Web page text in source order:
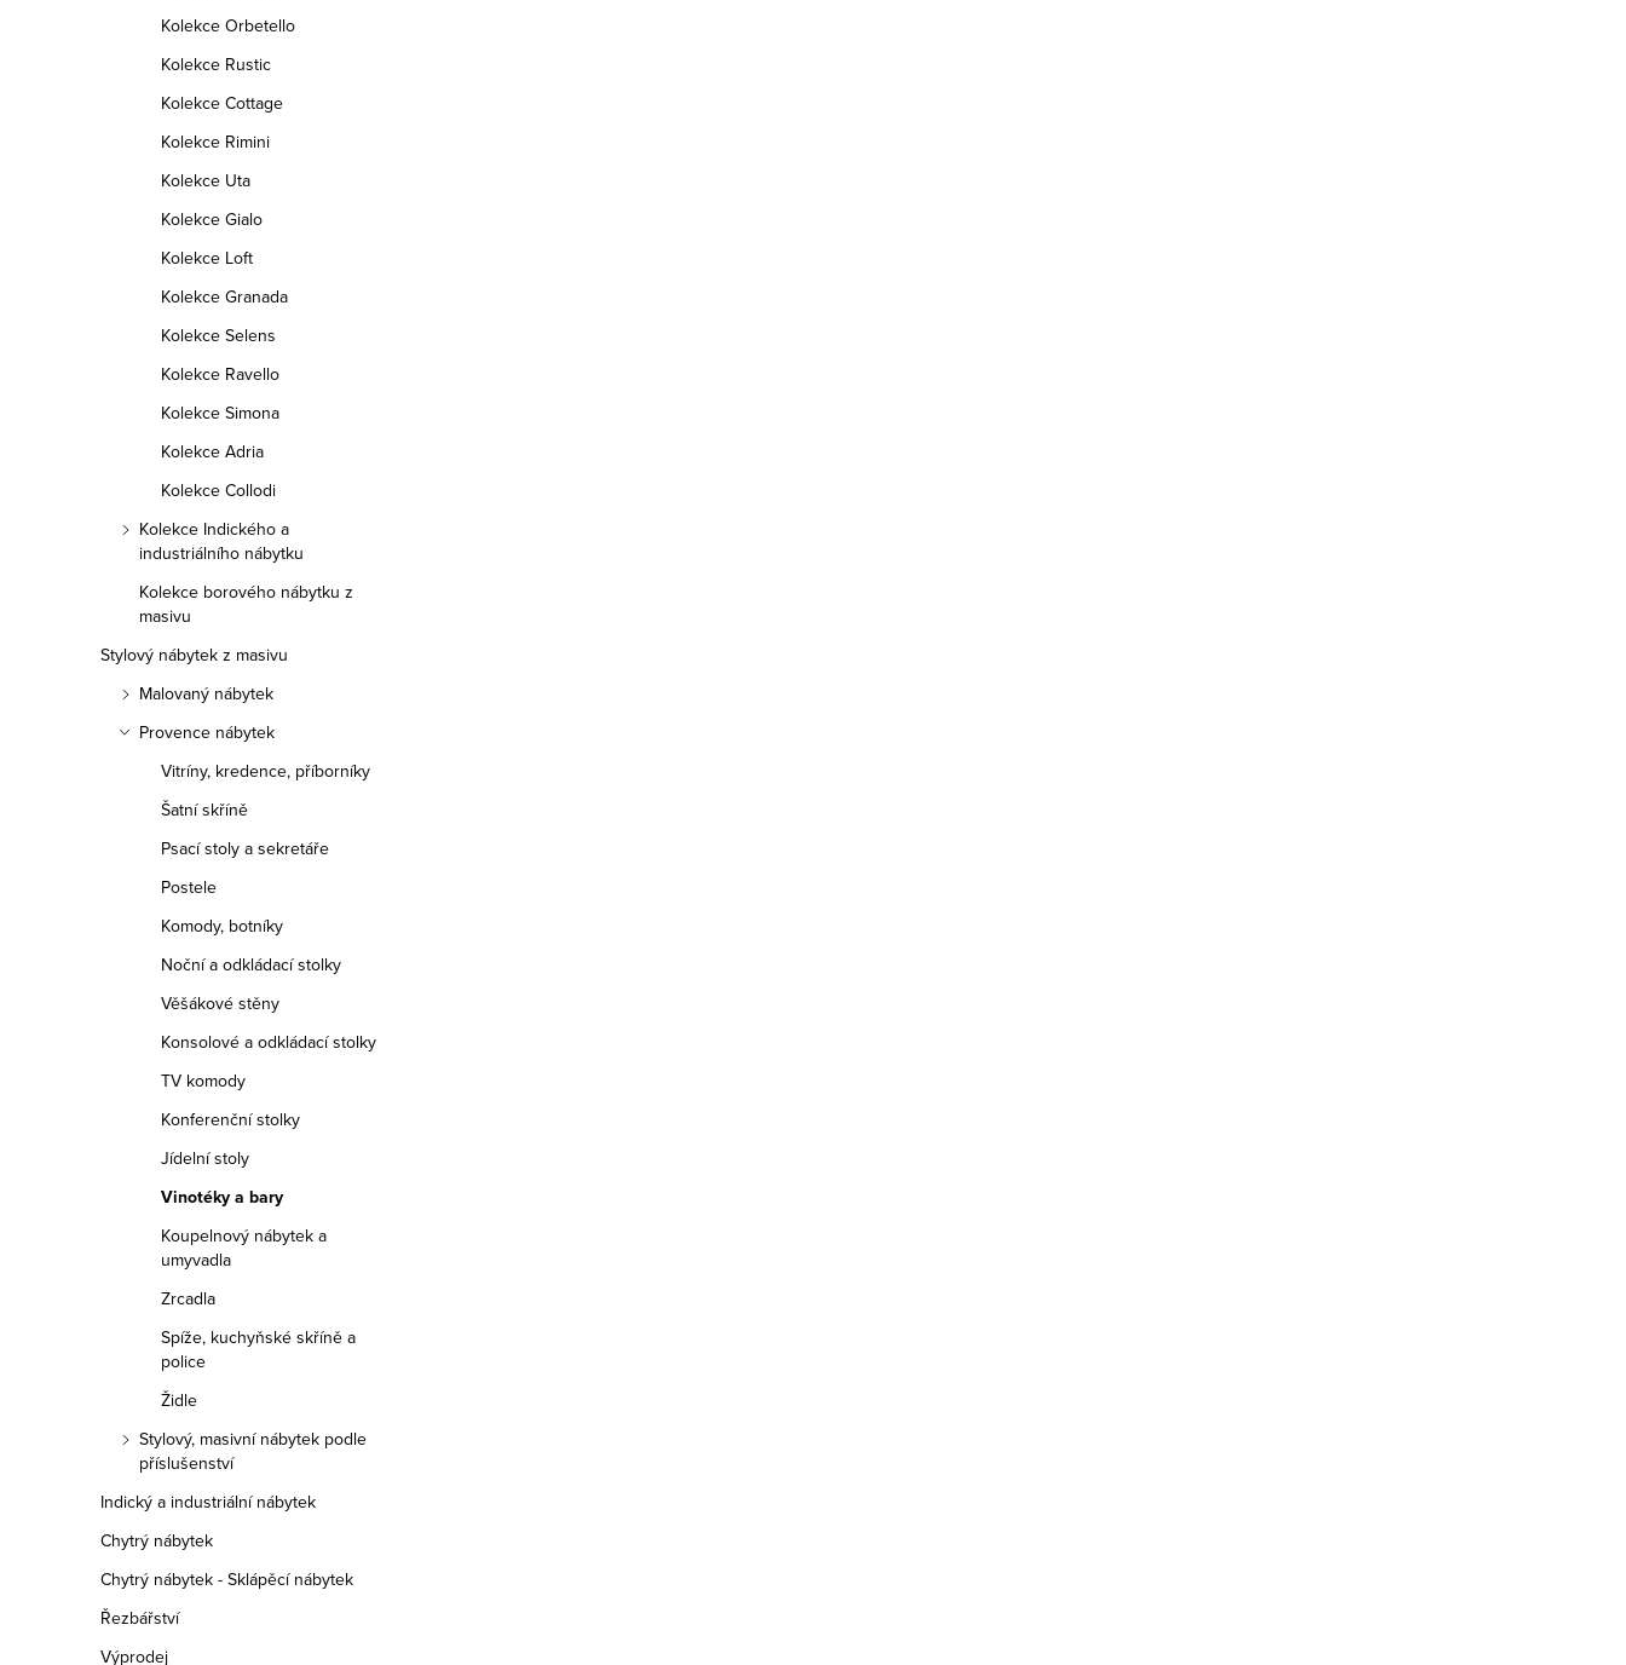
Kolekce Orbetello
Kolekce Rustic
Kolekce Cottage
Kolekce Rimini
Kolekce Uta
Kolekce Gialo
Kolekce Loft
Kolekce Granada
Kolekce Selens
Kolekce Ravello
Kolekce Simona
Kolekce Adria
Kolekce Collodi
Kolekce Indického a
industriálního nábytku
Kolekce borového nábytku z
masivu
Stylový nábytek z masivu
Malovaný nábytek
Provence nábytek
Vitríny, kredence, příborníky
Šatní skříně
Psací stoly a sekretáře
Postele
Komody, botníky
Noční a odkládací stolky
Věšákové stěny
Konsolové a odkládací stolky
TV komody
Konferenční stolky
Jídelní stoly
Vinotéky a bary
Koupelnový nábytek a
umyvadla
Zrcadla
Spíže, kuchyňské skříně a
police
Židle
Stylový, masivní nábytek podle
příslušenství
Indický a industriální nábytek
Chytrý nábytek
Chytrý nábytek - Sklápěcí nábytek
Řezbářství
Výprodej